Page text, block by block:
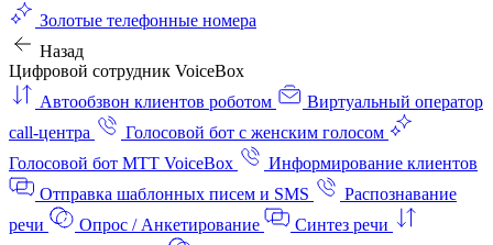
Золотые телефонные номера
Назад
Цифровой сотрудник VoiceBox
Автообзвон клиентов роботом
Виртуальный оператор
call-центра
Голосовой бот с женским голосом
Голосовой бот МТТ VoiceBox
Информирование клиентов
Отправка шаблонных писем и SMS
Распознавание
речи
Опрос / Анкетирование
Синтез речи